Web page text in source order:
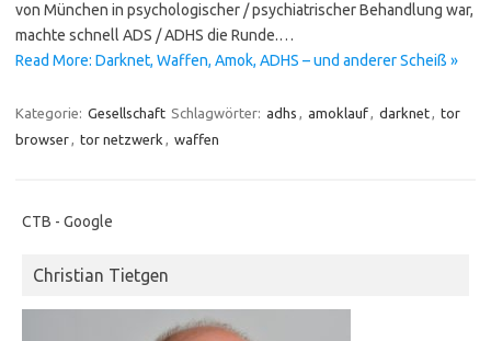
von München in psychologischer / psychiatrischer Behandlung war,
machte schnell ADS / ADHS die Runde.…
Read More: Darknet, Waffen, Amok, ADHS – und anderer Scheiß »
Kategorie: Gesellschaft Schlagwörter: adhs , amoklauf, darknet, tor
browser, tor netzwerk , waffen
CTB - Google
Christian Tietgen